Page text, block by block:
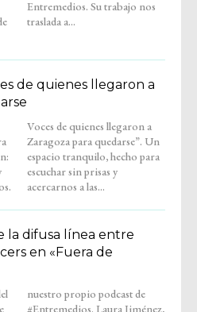
traslada a...
de quienes llegaron a
acercarnos a las...
la difusa línea entre
en «Fuera de